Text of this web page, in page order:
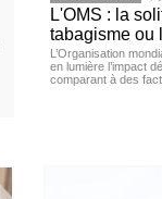
L'OMS : la
tabagisme ou
L’Organisation
en lumière l’impact
comparant à des